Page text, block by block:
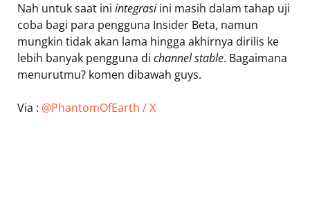
Nah untuk saat ini integrasiini masih dalam tahap uji
coba bagi para pengguna Insider Beta, namun
mungkin tidak akan lama hingga akhirnya dirilis ke
lebih banyak pengguna di channel stable. Bagaimana
menurutmu? komen dibawah guys.
Via : @PhantomOfEarth / X